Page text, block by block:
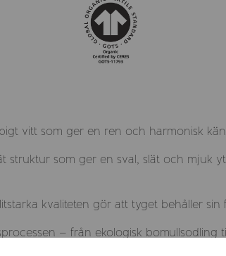
vitt som ger en ren och harmonisk
struktur som ger en sval, slät och mjuk
kvaliteten gör att tyget behåller
– från ekologisk